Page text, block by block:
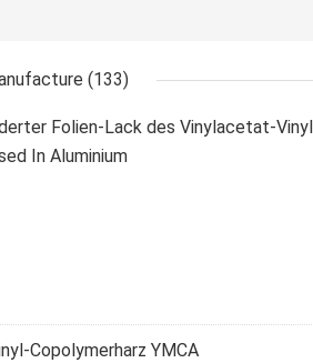
(133)
Folien-Lack des Vinylacetat-
In Aluminium
Copolymerharz YMCA